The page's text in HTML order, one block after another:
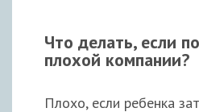
Что делать, если
плохой компании?
Плохо, если ребенка